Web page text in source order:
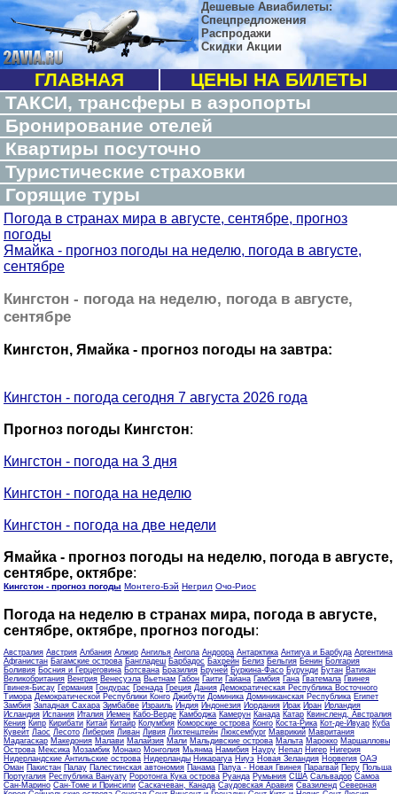
Дешевые Авиабилеты:
Спецпредложения
Распродажи
Скидки Акции
ГЛАВНАЯ
ЦЕНЫ НА БИЛЕТЫ
ТАКСИ, трансферы в аэропорты
Бронирование отелей
Квартиры посуточно
Туристические страховки
Горящие туры
Погода в странах мира в августе, сентябре, прогноз
погоды
Ямайка - прогноз погоды на неделю, погода в августе,
сентябре
Кингстон - погода на неделю, погода в августе,
сентябре
Кингстон, Ямайка - прогноз погоды на завтра:
Кингстон - погода сегодня 7 августа 2026 года
Прогноз погоды Кингстон:
Кингстон - погода на 3 дня
Кингстон - погода на неделю
Кингстон - погода на две недели
Ямайка - прогноз погоды на неделю, погода в августе,
сентябре, октябре:
Кингстон - прогноз погоды Монтего-Бэй Негрил Очо-Риос
Погода на неделю в странах мира, погода в августе,
сентябре, октябре, прогноз погоды:
Австралия Австрия Албания Алжир Ангилья Ангола Андорра Антарктика Антигуа и Барбуда Аргентина
Афганистан Багамские острова Бангладеш Барбадос Бахрейн Белиз Бельгия Бенин Болгария
Боливия Босния и Герцеговина Ботсвана Бразилия Бруней Буркина-Фасо Бурунди Бутан Ватикан
Великобритания Венгрия Венесуэла Вьетнам Габон Гаити Гайана Гамбия Гана Гватемала Гвинея
Гвинея-Бисау Германия Гондурас Гренада Греция Дания Демократическая Республика Восточного
Тимора Демократической Республики Конго Джибути Доминика Доминиканская Республика Египет
Замбия Западная Сахара Зимбабве Израиль Индия Индонезия Иордания Ирак Иран Ирландия
Исландия Испания Италия Йемен Кабо-Верде Камбоджа Камерун Канада Катар Квинсленд, Австралия
Кения Кипр Кирибати Китай Китайр Колумбия Коморские острова Конго Коста-Рика Кот-де-Ивуар Куба
Кувейт Лаос Лесото Либерия Ливан Ливия Лихтенштейн Люксембург Маврикий Мавритания
Мадагаскар Македония Малави Малайзия Мали Мальдивские острова Мальта Марокко Маршалловы
Острова Мексика Мозамбик Монако Монголия Мьянма Намибия Науру Непал Нигер Нигерия
Нидерландские Антильские острова Нидерланды Никарагуа Ниуэ Новая Зеландия Норвегия ОАЭ
Оман Пакистан Палау Палестинская автономия Панама Папуа - Новая Гвинея Парагвай Перу Польша
Португалия Республика Вануату Роротонга Кука острова Руанда Румыния США Сальвадор Самоа
Сан-Марино Сан-Томе и Принсипи Саскачеван, Канада Саудовская Аравия Свазиленд Северная